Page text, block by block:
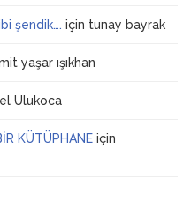
şendik…. için tunay bayrak
yaşar ışıkhan
Ulukoca
KÜTÜPHANE için